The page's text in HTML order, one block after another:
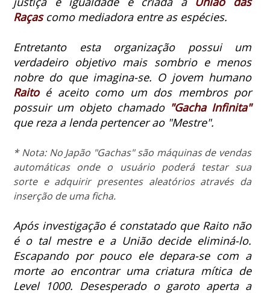
Raçascomo mediadora entre as espécies.
Entretanto esta organização possui um
verdadeiro objetivo mais sombrio e menos
nobre do que imagina-se. O jovem humano
Raitoé aceito como um dos membros por
possuir um objeto chamado "Gacha Infinita"
que reza a lenda pertencer ao "Mestre".
* Nota: No Japão "Gachas" são máquinas de vendas
automáticas onde o usuário poderá testar sua
sorte e adquirir presentes aleatórios através da
inserção de uma ficha.
Após investigação é constatado que Raito não
é o tal mestre e a União decide eliminá-lo.
Escapando por pouco ele depara-se com a
morte ao encontrar uma criatura mítica de
Level 1000. Desesperado o garoto aperta a